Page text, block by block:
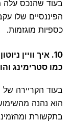
שהנכס עלה
שלו עקב
מוגזמות.
איך וויין ניוטון
סטרימינג והורדות
הקריירה של
נהנה מהשימוש
ומהזמינות